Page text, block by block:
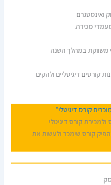
ואינסטגרם
מכירה.
משווקת במהלך השנה
קורסים דיגיטליים ולהקים
קורס דיגיטלי"
קורס דיגיטלי
שיעזור לך להפיק קורס שימכר ולעשות את